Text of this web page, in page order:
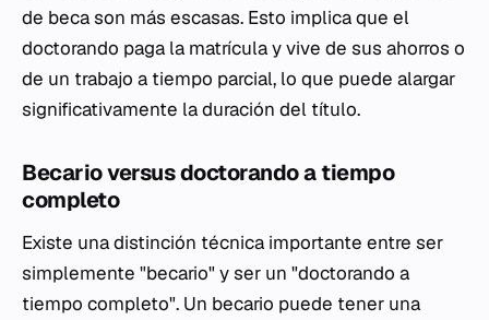
de beca son más escasas. Esto implica que el
doctorando paga la matrícula y vive de sus ahorros o
de un trabajo a tiempo parcial, lo que puede alargar
significativamente la duración del título.
Becario versus doctorando a tiempo
completo
Existe una distinción técnica importante entre ser
simplemente "becario" y ser un "doctorando a
tiempo completo". Un becario puede tener una